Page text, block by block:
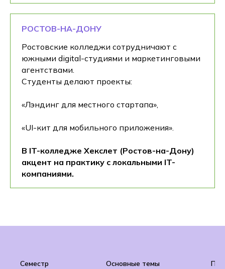
РОСТОВ-НА-ДОНУ
Ростовские колледжи сотрудничают с
южными digital-студиями и маркетинговыми
агентствами.
Студенты делают проекты:
«Лэндинг для местного стартапа»,
«UI-кит для мобильного приложения».
В IT-колледже Хекслет (Ростов-на-Дону)
акцент на практику с локальными IT-
компаниями.
Семестр Основные темы